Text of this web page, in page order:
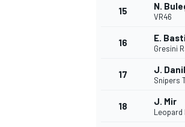
15 N.
VR46
16 E.
Gresini
17 J.
Snipers
18 J. Mir
Leopard